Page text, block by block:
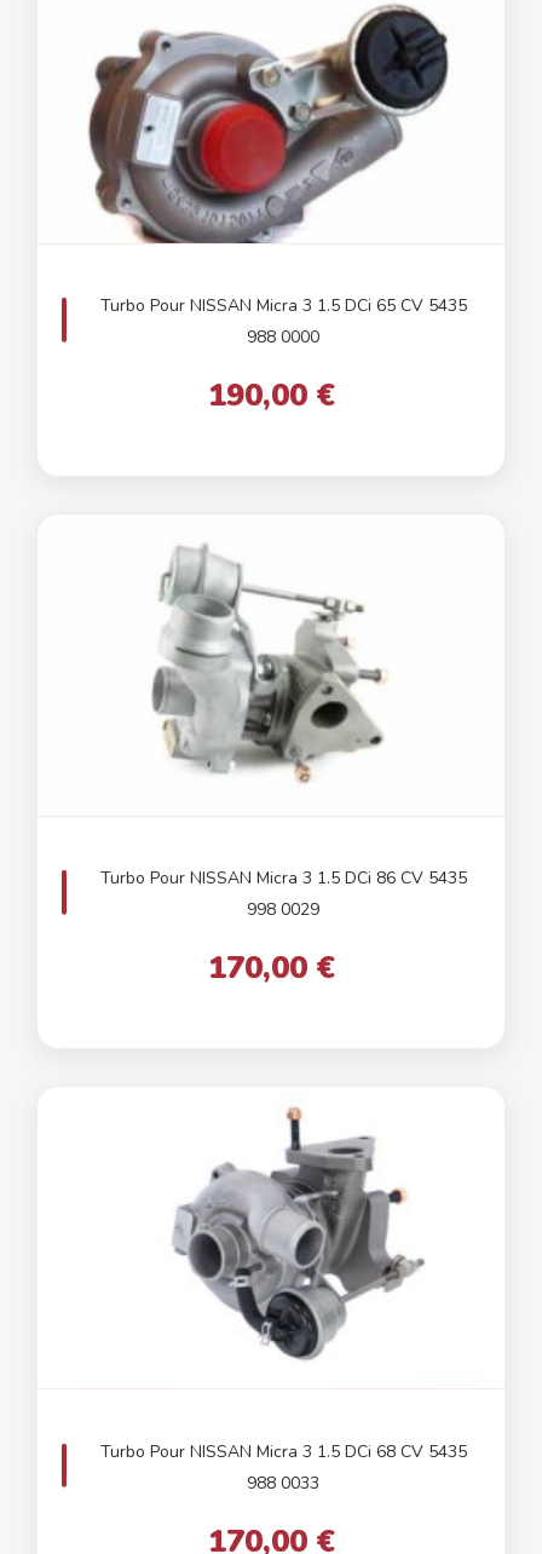
Turbo Pour NISSAN Micra 3 1.5 DCi 65 CV 5435
988 0000
190,00 €
Turbo Pour NISSAN Micra 3 1.5 DCi 86 CV 5435
998 0029
170,00 €
Turbo Pour NISSAN Micra 3 1.5 DCi 68 CV 5435
988 0033
170,00 €